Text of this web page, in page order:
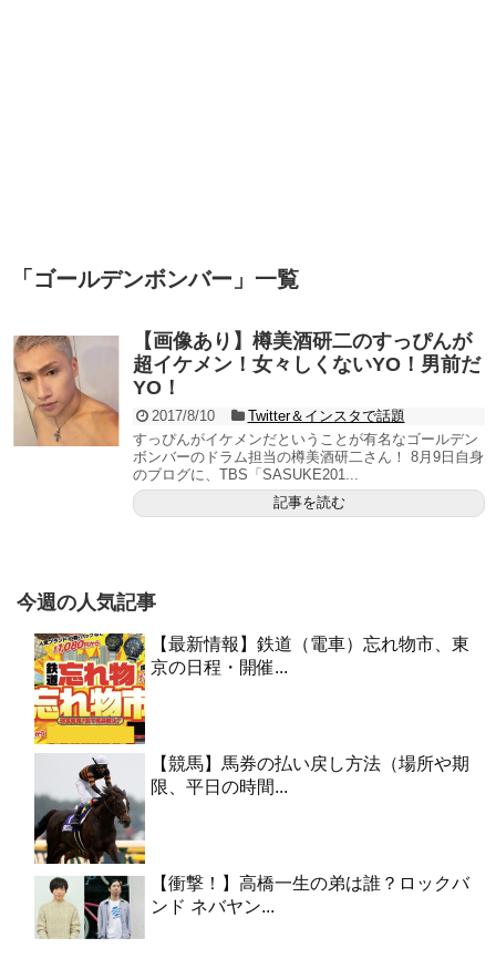
「 ゴールデンボンバー 」 一覧
【画像あり】樽美酒研二のすっぴんが
超イケメン！女々しくないYO！男前だ
YO！
2017/8/10
Twitter＆インスタで話題
すっぴんがイケメンだということが有名なゴールデン
ボンバーのドラム担当の樽美酒研二さん！ 8月9日自身
のブログに、TBS「SASUKE201...
記事を読む
今週の人気記事
【最新情報】鉄道（電車）忘れ物市、東
京の日程・開催...
【競馬】馬券の払い戻し方法（場所や期
限、平日の時間...
【衝撃！】高橋一生の弟は誰？ロックバ
ンド ネバヤン...